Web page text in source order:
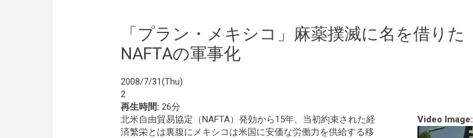
「プラン・メキシコ」麻薬撲滅に名を借りた
NAFTAの軍事化
2008/7/31(Thu)
2
再生時間: 26分
Video Image:
北米自由貿易協定（NAFTA）発効から15年、当初約束された経
済繁栄とは裏腹にメキシコは米国に安価な労働力を供給する移